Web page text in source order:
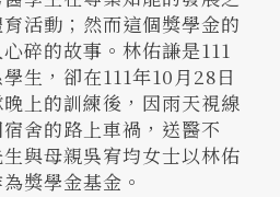
活動；然而這個獎學金的
碎的故事。林佑謙是111
生，卻在111年10月28日
上的訓練後，因雨天視線
舍的路上車禍，送醫不
與母親吳宥均女士以林佑
獎學金基金。